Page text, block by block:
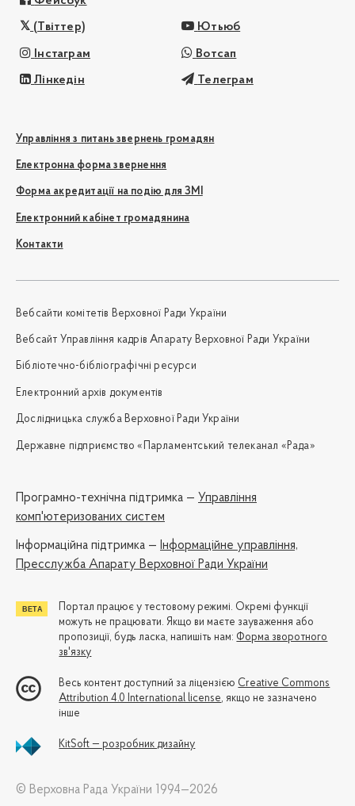
(Твіттер) Ютьюб
Інстаграм Вотсап
Лінкедін Телеграм
Управління з питань звернень громадян
Електронна форма звернення
Форма акредитації на подію для ЗМІ
Електронний кабінет громадянина
Контакти
Вебсайти комітетів Верховної Ради України
Вебсайт Управління кадрів Апарату Верховної Ради України
Бібліотечно-бібліографічні ресурси
Електронний архів документів
Дослідницька служба Верховної Ради України
Державне підприємство «Парламентський телеканал «Рада»
Програмно-технічна підтримка — Управління
комп'ютеризованих систем
Iнформаційна підтримка — Інформаційне управління,
Пресслужба Апарату Верховної Ради України
Портал працює у тестовому режимі. Окремі функції
можуть не працювати. Якщо ви маєте зауваження або
пропозиції, будь ласка, напишіть нам: Форма зворотного
зв'язку
Весь контент доступний за ліцензією Creative Commons
Attribution 4.0 International license, якщо не зазначено
інше
KitSoft — розробник дизайну
© Верховна Рада України 1994—2026